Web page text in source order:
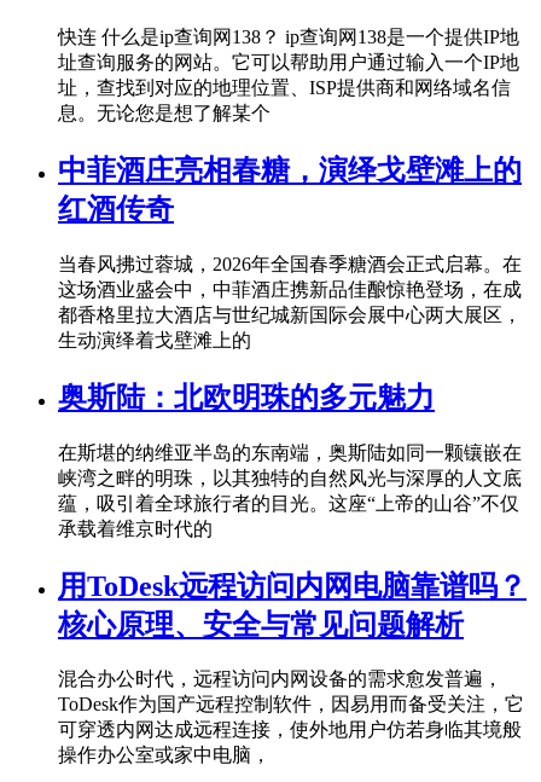
快连 什么是ip查询网138？ ip查询网138是一个提供IP地
址查询服务的网站。它可以帮助用户通过输入一个IP地
址，查找到对应的地理位置、ISP提供商和网络域名信
息。无论您是想了解某个
中菲酒庄亮相春糖，演绎戈壁滩上的
红酒传奇
当春风拂过蓉城，2026年全国春季糖酒会正式启幕。在
这场酒业盛会中，中菲酒庄携新品佳酿惊艳登场，在成
都香格里拉大酒店与世纪城新国际会展中心两大展区，
生动演绎着戈壁滩上的
奥斯陆：北欧明珠的多元魅力
在斯堪的纳维亚半岛的东南端，奥斯陆如同一颗镶嵌在
峡湾之畔的明珠，以其独特的自然风光与深厚的人文底
蕴，吸引着全球旅行者的目光。这座“上帝的山谷”不仅
承载着维京时代的
用ToDesk远程访问内网电脑靠谱吗？
核心原理、安全与常见问题解析
混合办公时代，远程访问内网设备的需求愈发普遍，
ToDesk作为国产远程控制软件，因易用而备受关注，它
可穿透内网达成远程连接，使外地用户仿若身临其境般
操作办公室或家中电脑，